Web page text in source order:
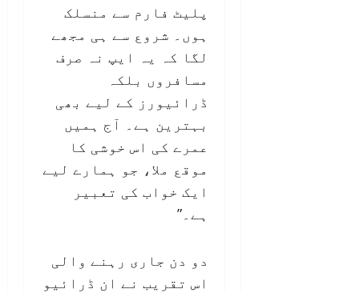
پلیٹ فارم سے منسلک
ہوں۔ شروع سے ہی مجھے
لگا کہ یہ ایپ نہ صرف
مسافروں بلکہ
ڈرائیورز کے لیے بھی
بہترین ہے۔ آج ہمیں
عمرے کی اس خوشی کا
موقع ملا، جو ہمارے لیے
ایک خواب کی تعبیر
ہے۔”
دو دن جاری رہنے والی
اس تقریب نے ان ڈرائیو